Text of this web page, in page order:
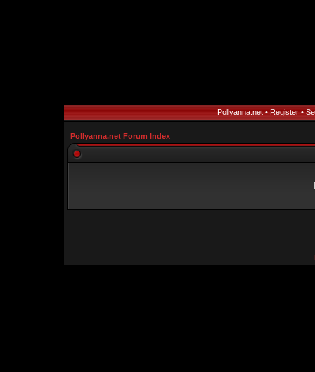
Pollyanna.net• Register•
Pollyanna.net Forum Index